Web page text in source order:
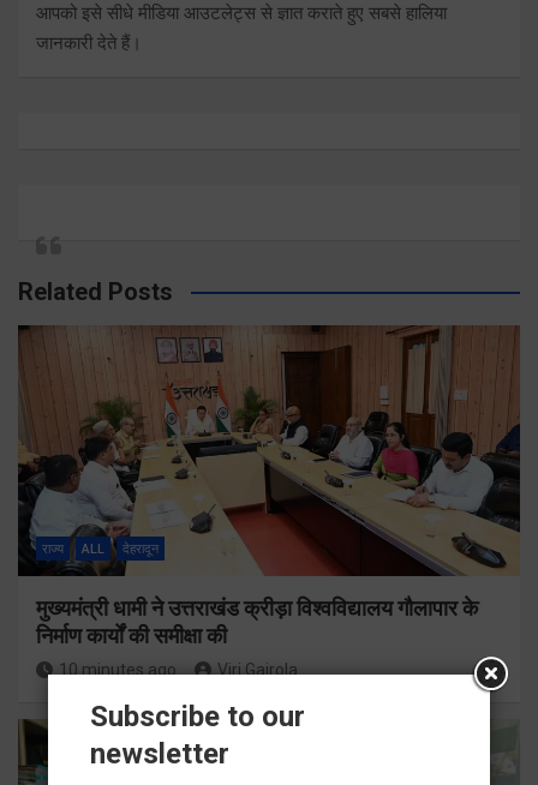
आपको इसे सीधे मीडिया आउटलेट्स से ज्ञात कराते हुए सबसे हालिया
जानकारी देते हैं।
Related Posts
राज्य ALL देहरादून
मुख्यमंत्री धामी ने उत्तराखंड क्रीड़ा विश्वविद्यालय गौलापार के
निर्माण कार्यों की समीक्षा की
10 minutes ago Viri Gairola
Subscribe to our
newsletter